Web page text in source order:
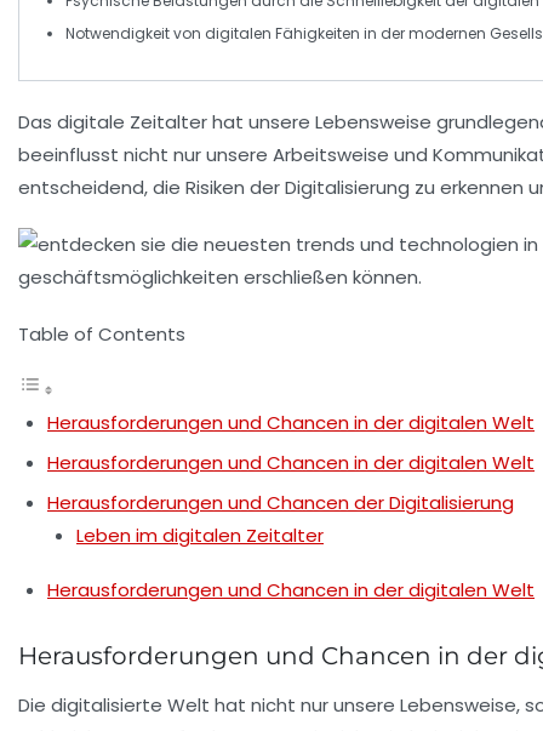
Notwendigkeit von digitalen Fähigkeiten in der modernen
Das digitale Zeitalterhat unsere Lebensweise
beeinflusst nicht nur unsere Arbeitsweise und
entscheidend, die Risiken der Digitalisierung zu erkennen
Table of Contents
Herausforderungen und Chancen in der digitalen Welt
Herausforderungen und Chancen in der digitalen Welt
Herausforderungen und Chancen der Digitalisierung
Leben im digitalen Zeitalter
Herausforderungen und Chancen in der digitalen Welt
Herausforderungen und Chancen in der
Die digitalisierte Welt hat nicht nur unsere Lebensweise,